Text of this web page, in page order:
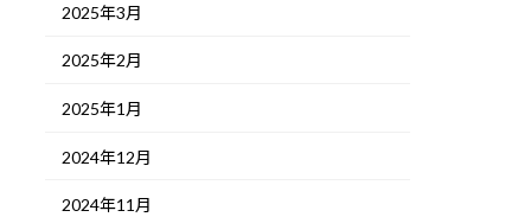
2025年3月
2025年2月
2025年1月
2024年12月
2024年11月